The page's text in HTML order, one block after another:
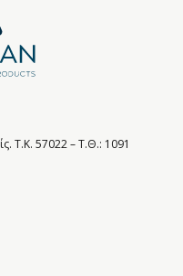
T.K. 57022 – Τ.Θ.: 1091